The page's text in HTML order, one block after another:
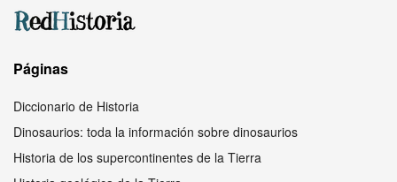
Páginas
Diccionario de Historia
Dinosaurios: toda la información sobre dinosaurios
Historia de los supercontinentes de la Tierra